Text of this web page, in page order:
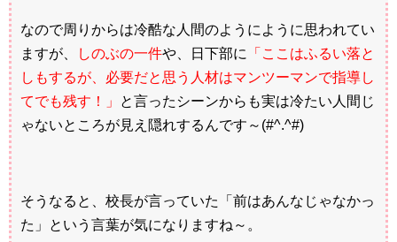
なので周りからは冷酷な人間のようにように思われてい
ますが、
しのぶの一件や、日下部に
「ここはふるい落と
しもするが、必要だと思う人材はマンツーマンで指導し
てでも残す！」
と言ったシーンからも実は冷たい人間じ
ゃないところが見え隠れするんです～(#^.^#)
そうなると、校長が言っていた「前はあんなじゃなかっ
た」という言葉が気になりますね～。